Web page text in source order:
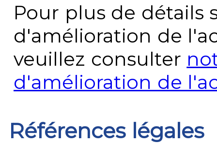
Pour plus de détails
d'amélioration de
veuillez consulter
d'amélioration de
Références légales